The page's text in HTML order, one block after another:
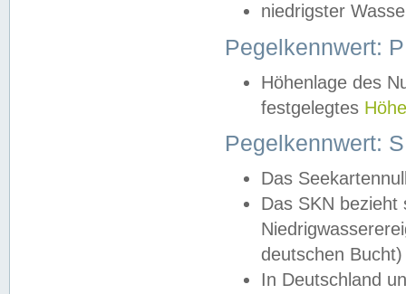
niedrigster
Pegelkennwert:
Höhenlage des
festgelegtes
Pegelkennwert:
Das
Das SKN
deutschen
In Deutschland